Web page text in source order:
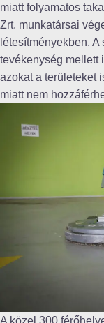
miatt folyamatos
Zrt. munkatársai
létesítményekben.
tevékenység mellett
azokat a területeket
miatt nem
A közel 300